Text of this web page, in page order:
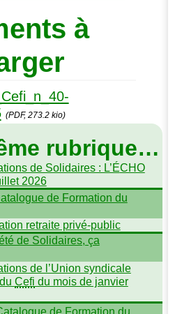
à
(PDF, 273.2 kio)
rubrique…
de Solidaires : L’ÉCHO
2026
de Formation du
retraite privé-public
de Solidaires, ça
de l’Union syndicale
Cefi du mois de janvier
de Formation du